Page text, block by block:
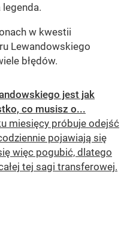
legenda.
w kwestii
Lewandowskiego
błędów.
jest jak
co musisz o...
miesięcy próbuje odejść
pojawiają się
więc pogubić, dlatego
tej sagi transferowej.